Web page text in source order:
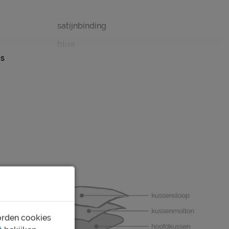
satijnbinding
normaal strijken 150°C
cookies